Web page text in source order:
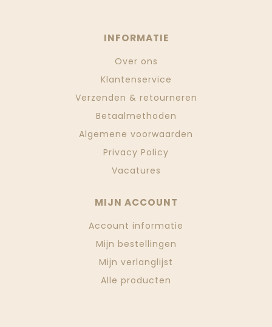
INFORMATIE
Over ons
Klantenservice
Verzenden & retourneren
Betaalmethoden
Algemene voorwaarden
Privacy Policy
Vacatures
MIJN ACCOUNT
Account informatie
Mijn bestellingen
Mijn verlanglijst
Alle producten